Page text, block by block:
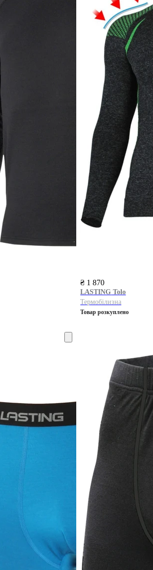
₴ 1 870
LASTING Tolo
Термобілизна
Товар розкуплено